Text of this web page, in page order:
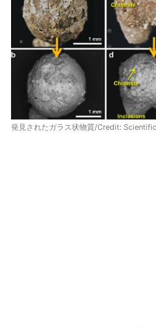
発見されたガラス状物質/Credit: